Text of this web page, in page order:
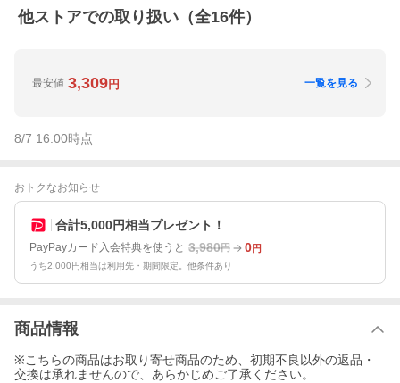
他ストアでの取り扱い（全16件）
最安値 3,309円 一覧を見る
8/7 16:00時点
おトクなお知らせ
合計5,000円相当プレゼント！
PayPayカード入会特典を使うと 3,980円 0円
うち2,000円相当は利用先・期間限定。他条件あり
商品情報
※こちらの商品はお取り寄せ商品のため、初期不良以外の返品・
交換は承れませんので、あらかじめご了承ください。